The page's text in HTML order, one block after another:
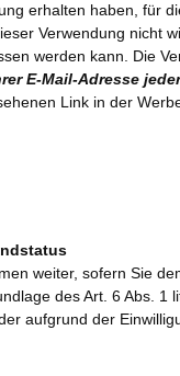
erhalten haben, für
Verwendung nicht
werden kann. Die
E-Mail-Adresse
Link in der
weiter, sofern Sie
des Art. 6 Abs.
aufgrund der